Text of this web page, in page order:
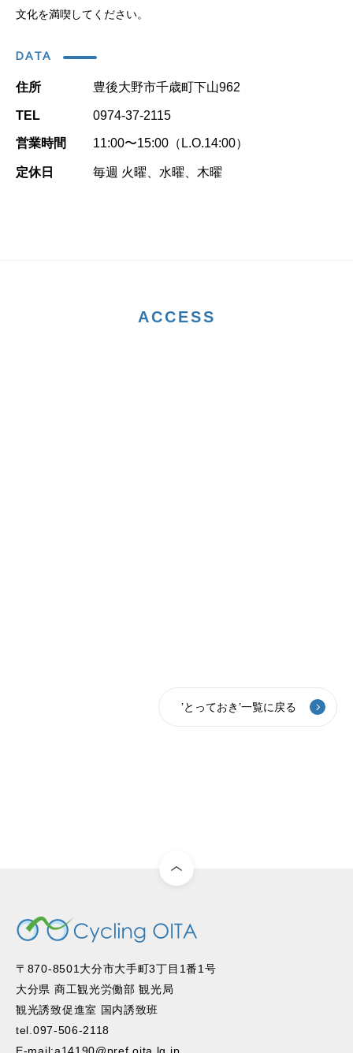
文化を満喫してください。
DATA
住所 豊後大野市千歳町下山962
TEL 0974-37-2115
営業時間 11:00〜15:00（L.O.14:00）
定休日 毎週 火曜、水曜、木曜
ACCESS
’とっておき’一覧に戻る
〒870-8501大分市大手町3丁目1番1号
大分県 商工観光労働部 観光局
観光誘致促進室 国内誘致班
tel.097-506-2118